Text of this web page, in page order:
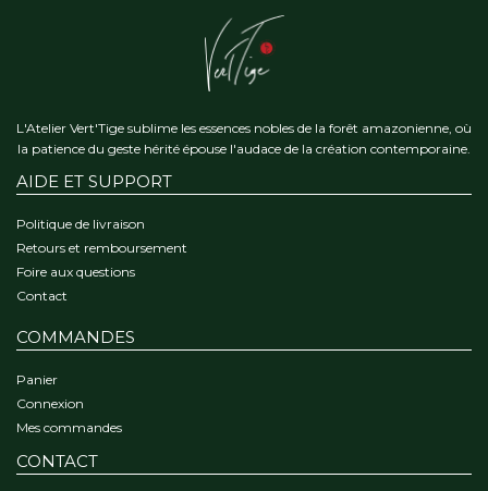
L'Atelier Vert'Tige sublime les essences nobles de la forêt amazonienne, où
la patience du geste hérité épouse l'audace de la création contemporaine.
AIDE ET SUPPORT
Politique de livraison
Retours et remboursement
Foire aux questions
Contact
COMMANDES
Panier
Connexion
Mes commandes
CONTACT